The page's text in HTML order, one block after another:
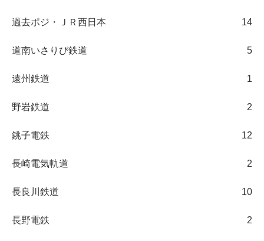
過去ポジ・ＪＲ西日本 14
道南いさりび鉄道 5
遠州鉄道 1
野岩鉄道 2
銚子電鉄 12
長崎電気軌道 2
長良川鉄道 10
長野電鉄 2